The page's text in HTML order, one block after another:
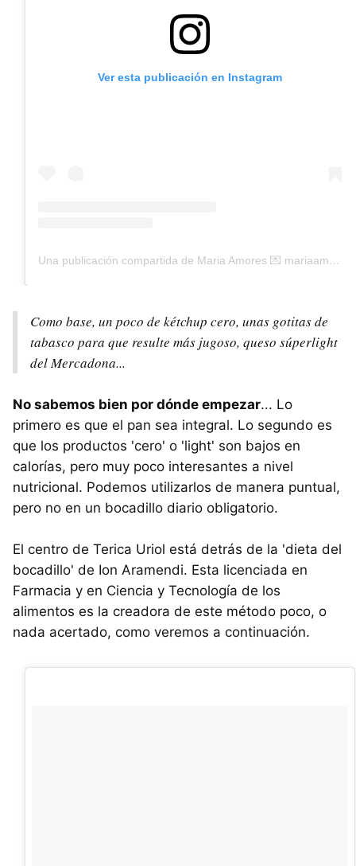
Ver esta publicación en Instagram
Una publicación compartida de Maria Amores 💌 mariaamores@bellevilleagency.com (@sramariaamores)
Como base, un poco de kétchup cero, unas gotitas de
tabasco para que resulte más jugoso, queso súperlight
del Mercadona...
No sabemos bien por dónde empezar... Lo
primero es que el pan sea integral. Lo segundo es
que los productos 'cero' o 'light' son bajos en
calorías, pero muy poco interesantes a nivel
nutricional. Podemos utilizarlos de manera puntual,
pero no en un bocadillo diario obligatorio.
El centro de Terica Uriol está detrás de la 'dieta del
bocadillo' de Ion Aramendi. Esta licenciada en
Farmacia y en Ciencia y Tecnología de los
alimentos es la creadora de este método poco, o
nada acertado, como veremos a continuación.